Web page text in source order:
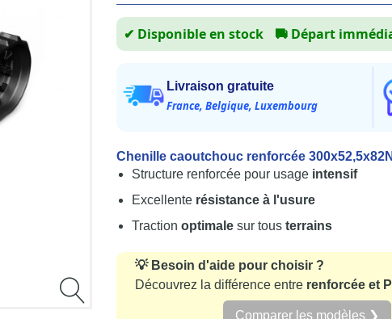
(4 avis)
✔ Disponible en stock 🚚 Départ
Livraison gratuite
France, Belgique, Luxembourg
Chenille caoutchouc renforcée 300x52,5x82N
Structure renforcée pour usage intensif
Excellente résistance à l'usure
Traction optimale sur tous terrains
💡 Besoin d'aide pour choisir ?
Découvrez la différence entre renforcée et
Comparer les modèles ❯